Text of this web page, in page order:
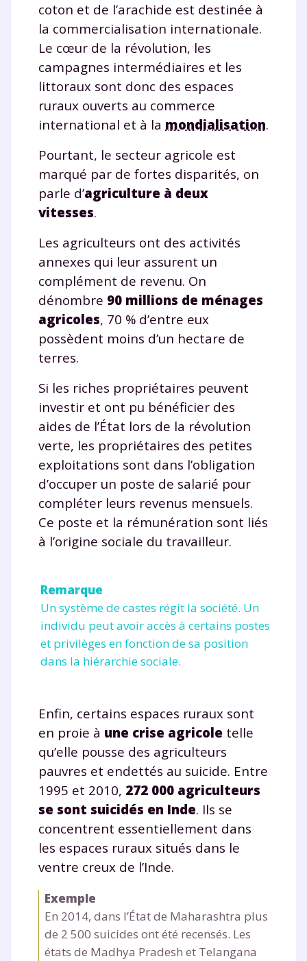
coton et de l’arachide est destinée à
la commercialisation internationale.
Le cœur de la révolution, les
campagnes intermédiaires et les
littoraux sont donc des espaces
ruraux ouverts au commerce
international et à la mondialisation.
Pourtant, le secteur agricole est
marqué par de fortes disparités, on
parle d’agriculture à deux
vitesses.
Les agriculteurs ont des activités
annexes qui leur assurent un
complément de revenu. On
dénombre 90 millions de ménages
agricoles, 70 % d’entre eux
possèdent moins d’un hectare de
terres.
Si les riches propriétaires peuvent
investir et ont pu bénéficier des
aides de l’État lors de la révolution
verte, les propriétaires des petites
exploitations sont dans l’obligation
d’occuper un poste de salarié pour
compléter leurs revenus mensuels.
Ce poste et la rémunération sont liés
à l’origine sociale du travailleur.
Remarque
Un système de castes régit la société. Un
individu peut avoir accès à certains postes
et privilèges en fonction de sa position
dans la hiérarchie sociale.
Enfin, certains espaces ruraux sont
en proie à une crise agricole telle
qu’elle pousse des agriculteurs
pauvres et endettés au suicide. Entre
1995 et 2010, 272 000 agriculteurs
se sont suicidés en Inde. Ils se
concentrent essentiellement dans
les espaces ruraux situés dans le
ventre creux de l’Inde.
Exemple
En 2014, dans l’État de Maharashtra plus
de 2 500 suicides ont été recensés. Les
états de Madhya Pradesh et Telangana